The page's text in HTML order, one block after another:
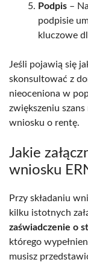
Podpis –
podpisie
kluczowe
Jeśli pojawią się
skonsultować z
nieoceniona w
zwiększeniu
wniosku o rentę.
Jakie
wniosku
Przy składaniu
kilku istotnych
zaświadczenie o
którego
musisz